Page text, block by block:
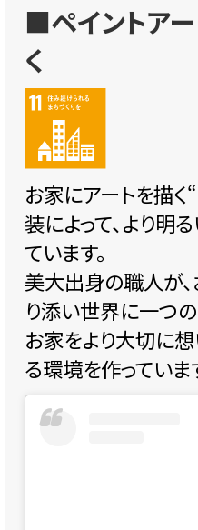
■ペイントアー
く
お家にアートを描く
装によって、より明
ています。
美大出身の職人が
り添い世界に一つの
お家をより大切に
る環境を作っていま